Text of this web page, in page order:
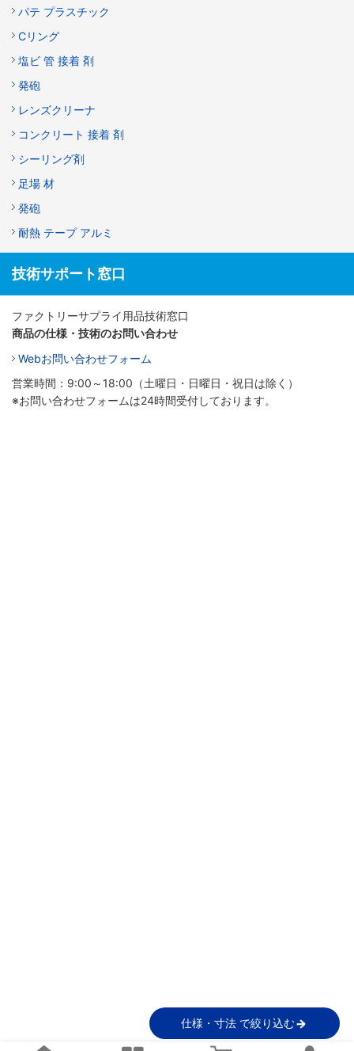
パテ プラスチック
Cリング
塩ビ 管 接着 剤
発砲
レンズクリーナ
コンクリート 接着 剤
シーリング剤
足場 材
発砲
耐熱 テープ アルミ
技術サポート窓口
ファクトリーサプライ用品技術窓口
商品の仕様・技術のお問い合わせ
Webお問い合わせフォーム
営業時間：9:00～18:00（土曜日・日曜日・祝日は除く）
※お問い合わせフォームは24時間受付しております。
仕様・寸法 で絞り込む